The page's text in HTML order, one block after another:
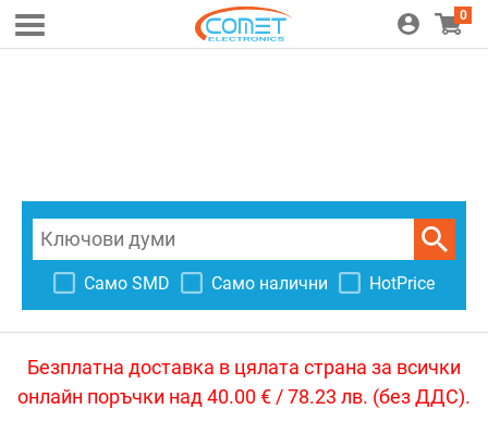
0
Само SMD Само налични HotPrice
Безплатна доставка в цялата страна за всички
онлайн поръчки над 40.00 € / 78.23 лв. (без ДДС).